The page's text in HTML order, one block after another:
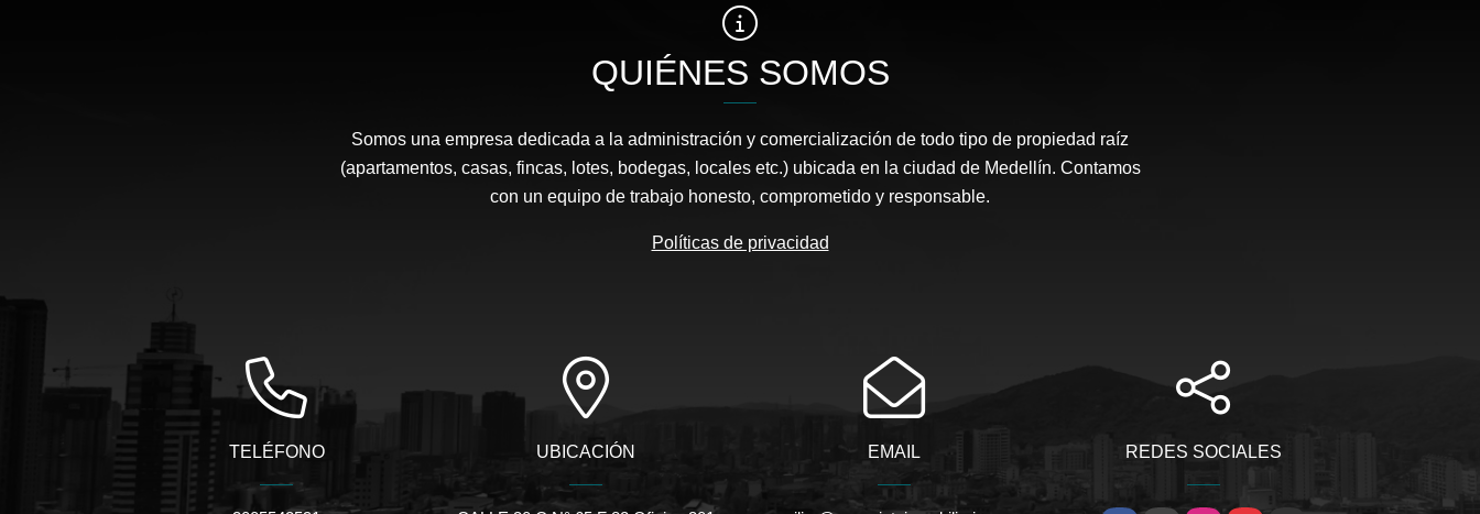
QUIÉNES SOMOS
Somos una empresa dedicada a la administración y comercialización de todo tipo de propiedad raíz
(apartamentos, casas, fincas, lotes, bodegas, locales etc.) ubicada en la ciudad de Medellín. Contamos
con un equipo de trabajo honesto, comprometido y responsable.
Políticas de privacidad
TELÉFONO UBICACIÓN EMAIL REDES SOCIALES